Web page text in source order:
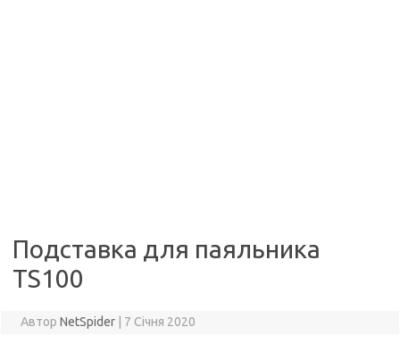
Подставка для паяльника
TS100
Автор NetSpider 7 Січня 2020